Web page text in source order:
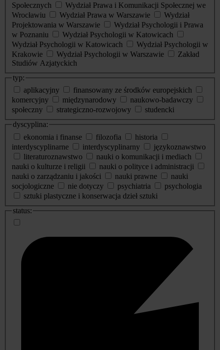
Społecznych
Wydział Prawa i Komunikacji Społecznej we
Wrocławiu
Wydział Prawa w Warszawie
Wydział
Projektowania w Warszawie
Wydział Psychologii i Prawa
w Poznaniu
Wydział Psychologii w Katowicach
Wydział Psychologii w Katowicach
Wydział Psychologii w
Krakowie
Wydział Psychologii w Warszawie
Zakład
Studiów Azjatyckich
typ:
aplikacyjny
finansowany ze środków europejskich
komercyjny
międzynarodowy
naukowo-badawczy
społeczny
strategiczno-rozwojowy
studencki
dyscyplina:
ekonomia i finanse
filozofia
historia
interdyscyplinarne
interdyscyplinarny
językoznawstwo
literaturoznawstwo
nauki o komunikacji i mediach
nauki o kulturze i religii
nauki o polityce i administracji
nauki o zarządzaniu i jakości
nauki prawne
nauki
socjologiczne
nie dotyczy psychiatria
psychologia
sztuki plastyczne i konserwacja dzieł sztuki
status: